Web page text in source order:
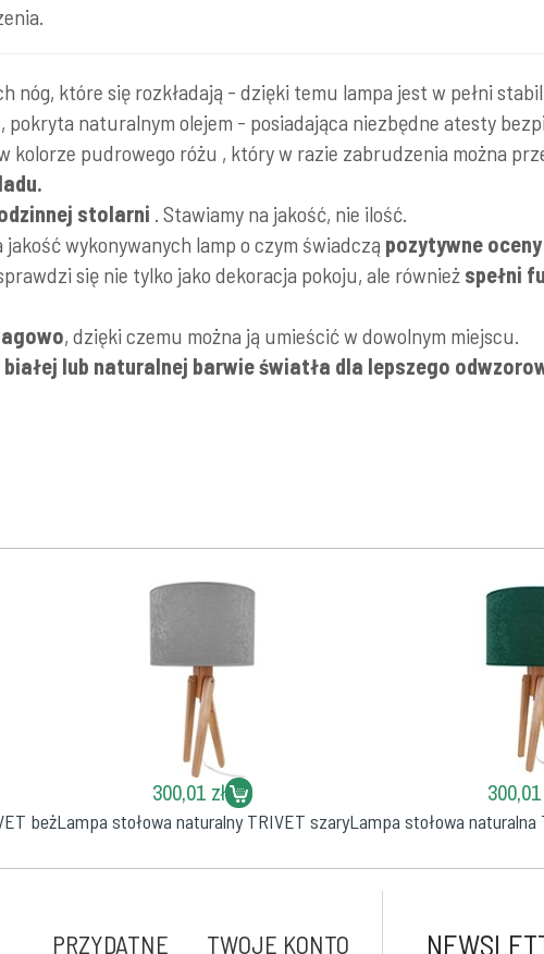
nóg, które się rozkładają - dzięki temu lampa jest w pełni
, pokryta naturalnym olejem - posiadająca niezbędne atesty
kolorze pudrowego różu , który w razie zabrudzenia można
stolarni . Stawiamy na jakość, nie ilość.
wykonywanych lamp o czym świadczą pozytywne
się nie tylko jako dekoracja pokoju, ale również spełni
, dzięki czemu można ją umieścić w dowolnym miejscu.
lub naturalnej barwie światła dla lepszego
beż
300,01 zł
Lampa stołowa naturalny TRIVET szary
300,01
Lampa stołowa
PRZYDATNE TWOJE KONTO